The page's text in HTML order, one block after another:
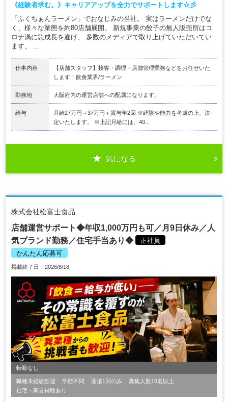
《経験者求む。》キャリアアップを全力でサポートします☆彡
「ふくちぁんラーメン」でおなじみの当社。 実はラーメンだけでな
く、様々な業態を約80店舗展開。 新規事業の餃子の無人販売所はコ
ロナ渦に急成長を遂げ、 多数のメディアで取り上げていただいてい
ます。 ...
仕事内容
【店舗スタッフ】接客・調理・店舗管理業務などをお任せいた
します！飲食業界/ラーメン
勤務地 大阪府内の運営店舗への配属になります。
給与
月給27万円～37万円＋賞与年2回 ※経験や能力を考慮の上、決
定いたします。 ※上記月給には、40...
気になる
株式会社松富士食品
店舗運営サポート◆年収1,000万円も可／月9日休み／人
気ブランド勤務／住宅手当あり◆
正社員
かんたん応募可
掲載終了日：2026/8/18
転勤なし
職種未経験歓迎 学歴不問 面接1回のみ
募集人数10名以上
社宅・家賃補助あり